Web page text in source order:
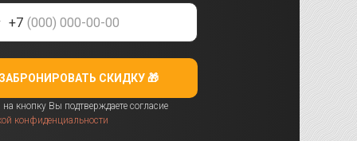
+7
СКИДКУ 🎁
кнопку Вы подтверждаете согласие
конфиденциальности